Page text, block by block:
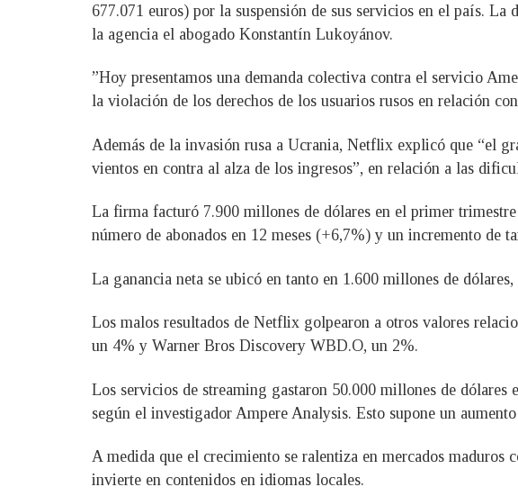
677.071 euros) por la suspensión de sus servicios en el país.
la agencia el abogado Konstantín Lukoyánov.
”Hoy presentamos una demanda colectiva contra el servicio
la violación de los derechos de los usuarios rusos en relación
Además de la invasión rusa a Ucrania, Netflix explicó que “el
vientos en contra al alza de los ingresos”, en relación a las
La firma facturó 7.900 millones de dólares en el primer
número de abonados en 12 meses (+6,7%) y un incremento de
La ganancia neta se ubicó en tanto en 1.600 millones de
Los malos resultados de Netflix golpearon a otros valores
un 4% y Warner Bros Discovery WBD.O, un 2%.
Los servicios de streaming gastaron 50.000 millones de dólares
según el investigador Ampere Analysis. Esto supone un
A medida que el crecimiento se ralentiza en mercados maduros
invierte en contenidos en idiomas locales.